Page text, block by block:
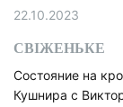
22.10.2023
СВІЖЕНЬКЕ
Состояние на
Кушнира с